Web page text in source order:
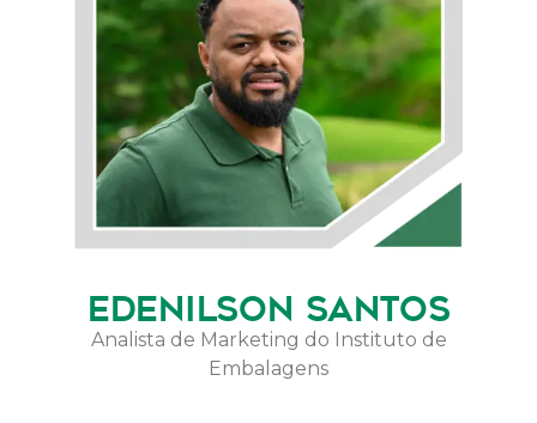
EDENILSON SANTOS
Analista de Marketing do Instituto de
Embalagens